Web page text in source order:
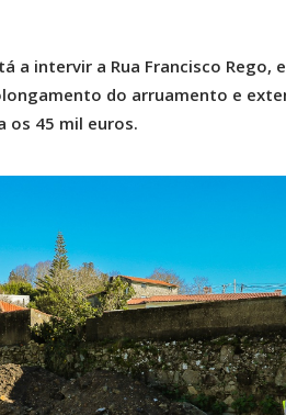
a intervir a Rua Francisco Rego,
do arruamento e
os 45 mil euros.